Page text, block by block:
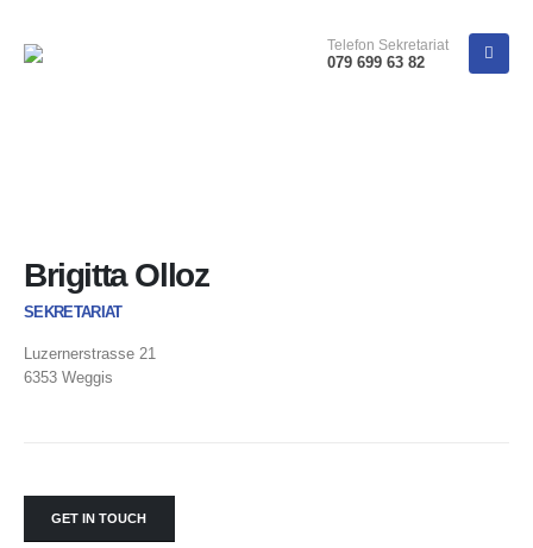
Telefon Sekretariat
079 699 63 82
Brigitta Olloz
SEKRETARIAT
Luzernerstrasse 21
6353 Weggis
GET IN TOUCH